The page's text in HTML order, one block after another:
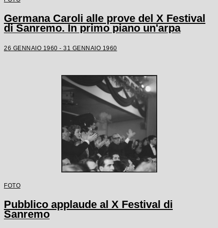
Germana Caroli alle prove del X Festival
di Sanremo. In primo piano un'arpa
26 GENNAIO 1960 - 31 GENNAIO 1960
FOTO
Pubblico applaude al X Festival di
Sanremo